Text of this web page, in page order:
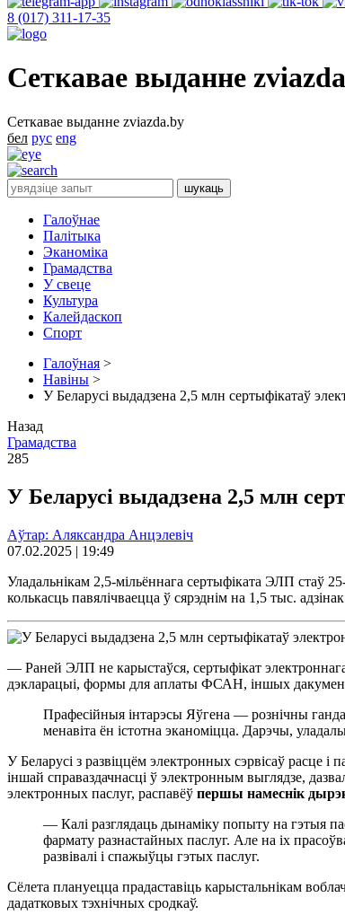
8 (017) 311-17-35
Сеткавае выданне
Сеткавае выданне zviazda.by
бел рус eng
Галоўнае
Палітыка
Эканоміка
Грамадства
У свеце
Культура
Калейдаскоп
Спорт
Галоўная >
Навіны >
У Беларусі выдадзена 2,5 млн сертыфікатаў
Назад
Грамадства
285
У Беларусі выдадзена 2,5 млн
Аўтар: Аляксандра Анцэлевіч
07.02.2025 | 19:49
Уладальнікам 2,5-мільённага сертыфіката ЭЛП стаў
колькасць павялічваецца ў сярэднім на 1,5 тыс.
— Раней ЭЛП не карыстаўся, сертыфікат
дэкларацыі, формы для аплаты ФСАН, іншых
Прафесійныя інтарэсы Яўгена — рознічны
менавіта ён істотна эканоміцца. Дарэчы,
У Беларусі з развіццём электронных сэрвісаў расце
іншай справаздачнасці ў электронным выглядзе,
электронных паслуг, распавёў першы намеснік
— Калі разглядаць дынаміку попыту на гэтыя
фармату разнастайных паслуг. Але на іх
развівалі і спажыўцы гэтых паслуг.
Сёлета плануецца прадаставіць карыстальнікам
дадатковых тэхнічных сродкаў.